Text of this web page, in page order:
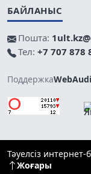
БАЙЛАНЫС
Пошта:
Тел: +7 707 878
Поддержка
Тәуелсіз
Жоғары